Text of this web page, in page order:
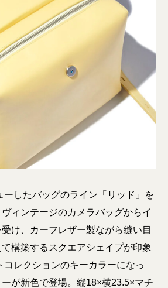
ーしたバッグのライン「リッド」を
ィンテージのカメラバッグからイ
け、カーフレザー製ながら縫い目
構築するスクエアシェイプが印象
コレクションのキーカラーになっ
が新色で登場。縦18×横23.5×マチ